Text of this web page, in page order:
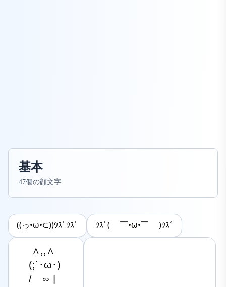
基本
47個の顔文字
((っ•ω•⊂))ｳｽﾞｳｽﾞ ｳｽﾞ( ▔•ω•▔ )ｳｽﾞ
∧,,∧
(;´･ω･)
/　∽ |